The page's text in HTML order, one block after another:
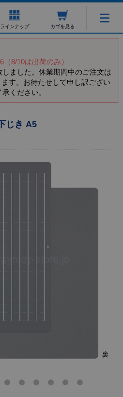
ラインナップ カゴを見る
8/10は出荷のみ）
ました。休業期間中のご注文は
す。お待たせして申し訳ござい
ください。
じき A5